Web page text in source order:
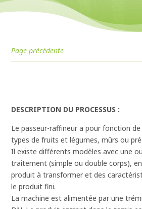
Page précédente
DESCRIPTION DU PROCESSUS :
Le passeur-raffineur a pour fonction
types de fruits et légumes, mûrs ou
Il existe différents modèles avec une
traitement (simple ou double corps),
produit à transformer et des
le produit fini.
La machine est alimentée par une